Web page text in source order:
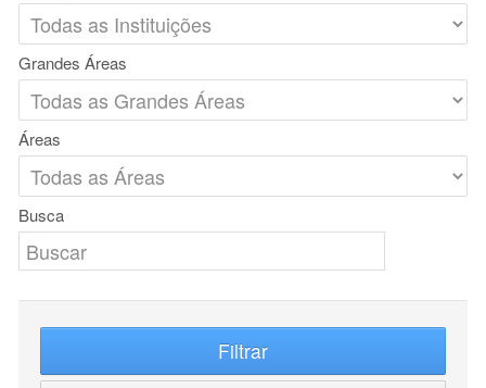
Grandes Áreas
Áreas
Busca
Filtrar